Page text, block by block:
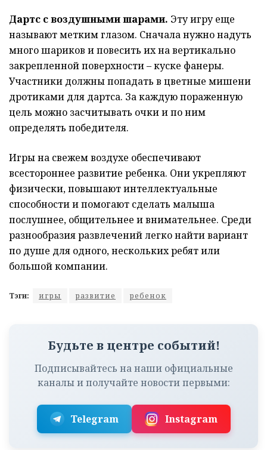
Дартс с воздушными шарами. Эту игру еще
называют метким глазом. Сначала нужно надуть
много шариков и повесить их на вертикально
закрепленной поверхности – куске фанеры.
Участники должны попадать в цветные мишени
дротиками для дартса. За каждую пораженную
цель можно засчитывать очки и по ним
определять победителя.
Игры на свежем воздухе обеспечивают
всестороннее развитие ребенка. Они укрепляют
физически, повышают интеллектуальные
способности и помогают сделать малыша
послушнее, общительнее и внимательнее. Среди
разнообразия развлечений легко найти вариант
по душе для одного, нескольких ребят или
большой компании.
Тэги: игры развитие ребенок
Будьте в центре событий!
Подписывайтесь на наши официальные
каналы и получайте новости первыми:
Telegram Instagram